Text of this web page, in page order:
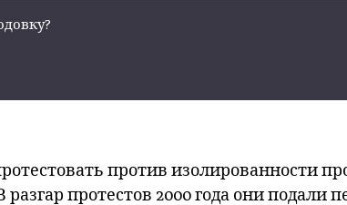
против изолированности
протестов 2000 года они подали